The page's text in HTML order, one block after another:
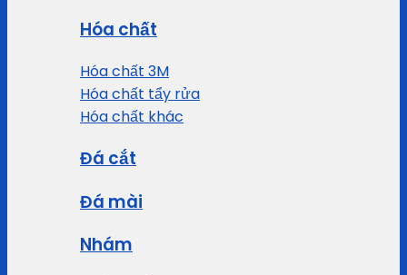
Hóa chất
Hóa chất 3M
Hóa chất tẩy rửa
Hóa chất khác
Đá cắt
Đá mài
Nhám